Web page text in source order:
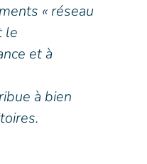
« réseau
le
et à
à bien